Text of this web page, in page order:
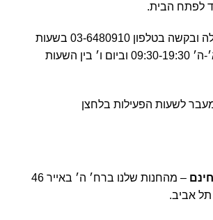
לפתח הבית.
בשבילכן לכל שאלה ובקשה בטלפון 03-6480910 בשעות
הפעילות בימים א׳-ה׳ 09:30-19:30 וביום ו׳ בין השעות
לשעות הפעילות בלחצן
– מהחנות שלנו ברח׳ ה׳ באייר 46
תל אביב.